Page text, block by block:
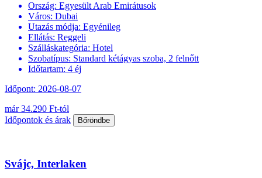
Ország: Egyesült Arab Emirátusok
Város: Dubai
Utazás módja: Egyénileg
Ellátás: Reggeli
Szálláskategória: Hotel
Szobatípus: Standard kétágyas szoba, 2 felnőtt
Időtartam: 4 éj
Időpont: 2026-08-07
már 34.290 Ft-tól
Időpontok és árak
Bőröndbe
Svájc, Interlaken